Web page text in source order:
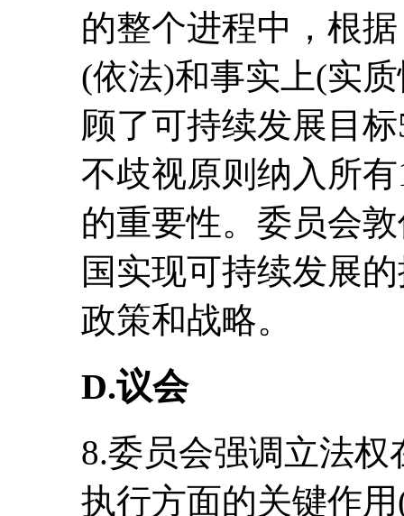
的整个进程中，根
(依法)和事实上(实
顾了可持续发展目
不歧视原则纳入所
的重要性。委员会
国实现可持续发展
政策和战略。
D.议会
8.委员会强调立法
执行方面的关键作